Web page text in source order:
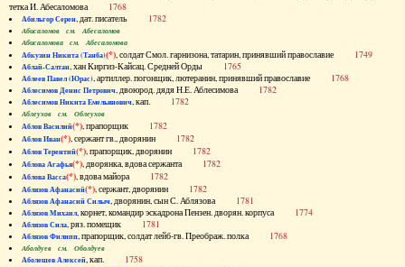
тетка И. Абесаломова 1768
Абильгор Серен, дат. писатель 1782
Абисаломов см. Абесаломов
Абисаломова см. Абесаломова
Абкузин Никита (Танба)(*), солдат Смол. гарнизона, татарин, принявший православие 1749
Аблай-Салтан, хан Киргиз-Кайсац. Средней Орды 1765
Аблеев Павел (Юрас), артиллер. погонщик, лютеранин, принявший православие 1768
Аблесимов Денис Петрович, двоюрод. дядя Н.Е. Аблесимова 1782
Аблесимов Никита Емельянович, кап. 1782
Аблеухов см. Облеухов
Аблов Василий(*), прапорщик 1782
Аблов Иван(*), сержант гв., дворянин 1782
Аблов Терентий(*), прапорщик, дворянин 1782
Аблова Агафья(*), дворянка, вдова сержанта 1782
Аблова Васса(*), вдова майора 1782
Аблязов Афанасий(*), сержант, дворянин 1782
Аблязов Афанасий Силыч, дворянин, сын С. Аблязова 1781
Аблязов Михаил, корнет, командир эскадрона Пензен. дворян. корпуса 1774
Аблязов Сила, ряз. помещик 1781
Аблязов Филипп, прапорщик, солдат лейб-гв. Преображ. полка 1768
Аболдуев см. Оболдуев
Аболешев Алексей, кап. 1758